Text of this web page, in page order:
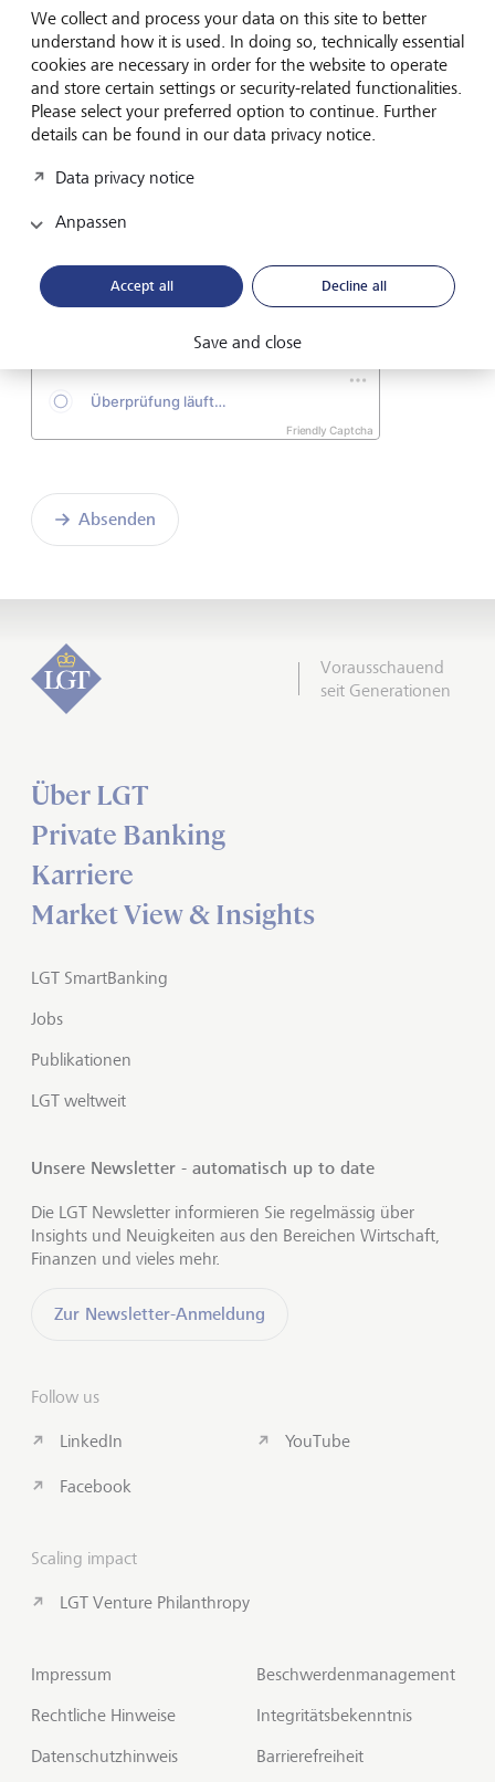
E-Mail
Telefonnummer
E-Mail-Adresse
Einverständniserklärung
gelesen und
verstanden.*
Friendly Captcha
Absenden
Vorausschauend
seit Generationen
Über LGT
Private Banking
Karriere
Market View & Insights
LGT SmartBanking
Jobs
Publikationen
LGT weltweit
Unsere Newsletter - automatisch up to date
Die LGT Newsletter informieren Sie regelmässig über
Insights und Neuigkeiten aus den Bereichen Wirtschaft,
Finanzen und vieles mehr.
Zur Newsletter-Anmeldung
Follow us
LinkedIn
Facebook
YouTube
Scaling impact
LGT Venture Philanthropy
Impressum
Rechtliche Hinweise
Datenschutzhinweis
Beschwerdenmanagement
Integritätsbekenntnis
Barrierefreiheit
We collect and process your data on this site to better
understand how it is used. In doing so, technically essential
cookies are necessary in order for the website to operate
and store certain settings or security-related functionalities.
Please select your preferred option to continue. Further
details can be found in our data privacy notice.
Data privacy notice
Anpassen
Accept all Decline all
Save and close